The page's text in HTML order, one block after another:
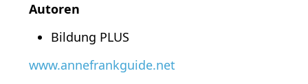
Autoren
Bildung PLUS
www.annefrankguide.net